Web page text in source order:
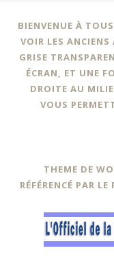
BIENVENUE À
VOIR LES ANCIENS
GRISE
ÉCRAN, ET UNE
DROITE AU
VOUS
THEME DE
RÉFÉRENCÉ PAR